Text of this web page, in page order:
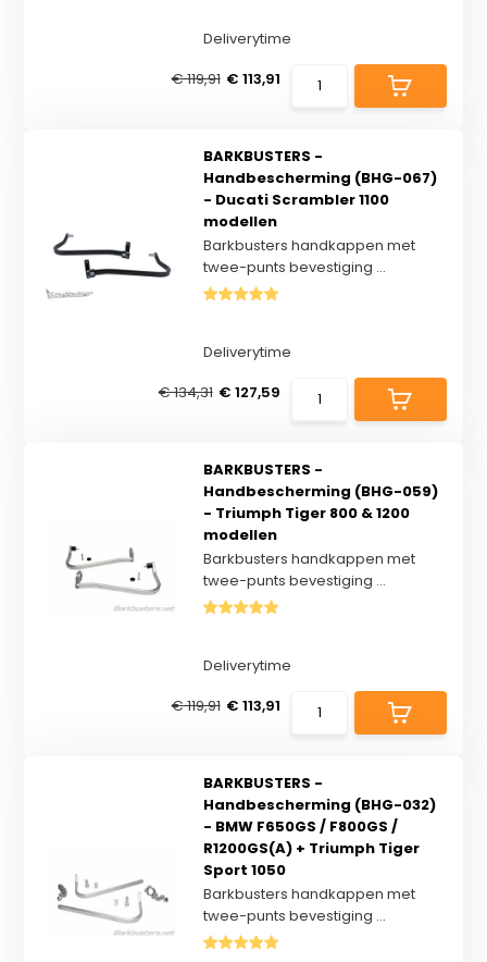
Deliverytime
€ 119,91 € 113,91
BARKBUSTERS -
Handbescherming (BHG-067)
- Ducati Scrambler 1100
modellen
Barkbusters handkappen met
twee-punts bevestiging ...
Deliverytime
€ 134,31 € 127,59
BARKBUSTERS -
Handbescherming (BHG-059)
- Triumph Tiger 800 & 1200
modellen
Barkbusters handkappen met
twee-punts bevestiging ...
Deliverytime
€ 119,91 € 113,91
BARKBUSTERS -
Handbescherming (BHG-032)
- BMW F650GS / F800GS /
R1200GS(A) + Triumph Tiger
Sport 1050
Barkbusters handkappen met
twee-punts bevestiging ...